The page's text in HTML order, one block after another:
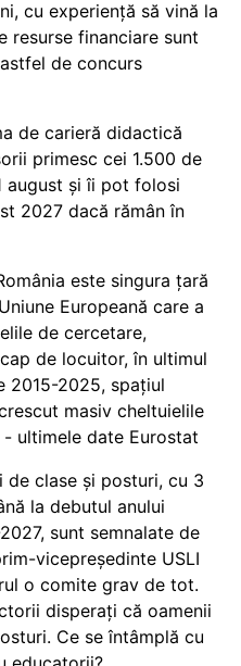
cu experiență să vină la
resurse financiare sunt
de concurs
de carieră didactică
primesc cei 1.500 de
august și îi pot folosi
2027 dacă rămân în
este singura țară
Europeană care a
de cercetare,
de locuitor, în ultimul
2015-2025, spațiul
masiv cheltuielile
ultimele date Eurostat
de clase și posturi, cu 3
la debutul anului
sunt semnalate de
vicepreședinte USLI
o comite grav de tot.
disperați că oamenii
Ce se întâmplă cu